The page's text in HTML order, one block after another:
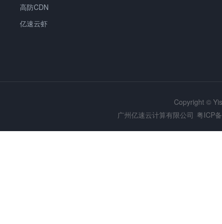
高防CDN
亿速云虾
Copyright ©
广州亿速云计算有限公司 粤ICP